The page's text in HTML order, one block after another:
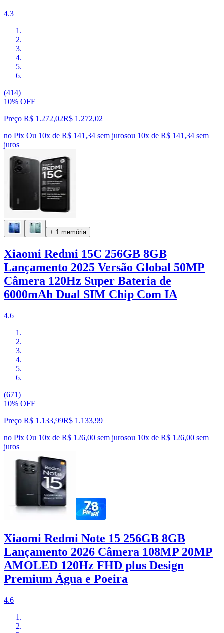
4.3
(414)
10% OFF
Preço R$ 1.272,02R$ 1.272,02
no Pix Ou 10x de R$ 141,34 sem jurosou 10x de R$ 141,34 sem
juros
+ 1 memória
Xiaomi Redmi 15C 256GB 8GB
Lançamento 2025 Versão Global 50MP
Câmera 120Hz Super Bateria de
6000mAh Dual SIM Chip Com IA
4.6
(671)
10% OFF
Preço R$ 1.133,99R$ 1.133,99
no Pix Ou 10x de R$ 126,00 sem jurosou 10x de R$ 126,00 sem
juros
Xiaomi Redmi Note 15 256GB 8GB
Lançamento 2026 Câmera 108MP 20MP
AMOLED 120Hz FHD plus Design
Premium Água e Poeira
4.6